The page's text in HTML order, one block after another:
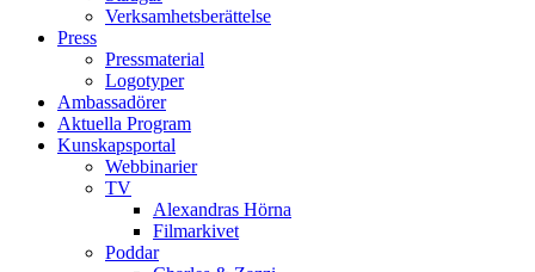
Verksamhetsberättelse
Press
Pressmaterial
Logotyper
Ambassadörer
Aktuella Program
Kunskapsportal
Webbinarier
TV
Alexandras Hörna
Filmarkivet
Poddar